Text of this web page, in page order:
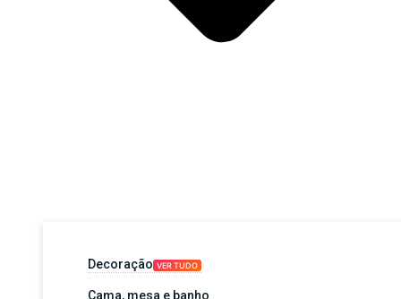
Decoração VER TUDO
Cama, mesa e banho